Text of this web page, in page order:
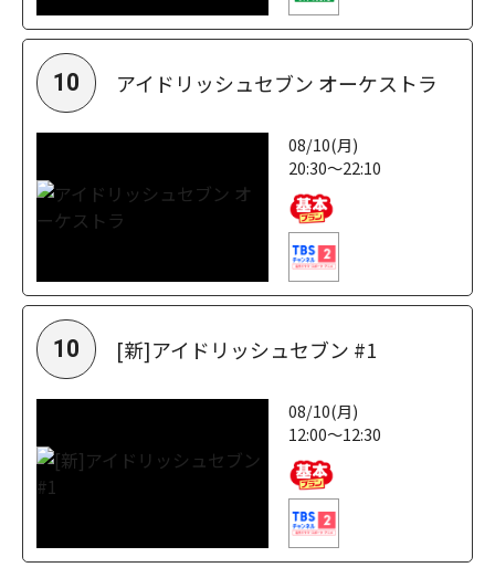
10 アイドリッシュセブン オーケストラ
08/10(月)
20:30～22:10
10 [新]アイドリッシュセブン #1
08/10(月)
12:00～12:30